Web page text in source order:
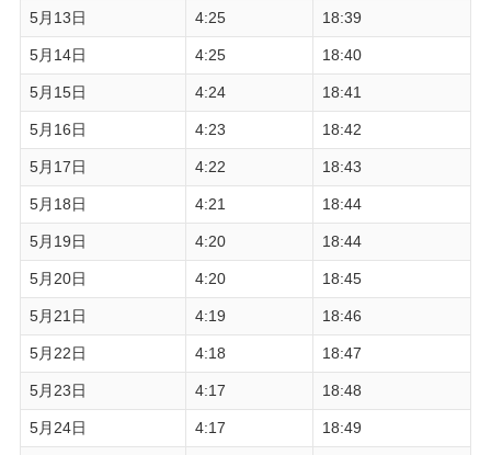
5月13日 4:25 18:39
5月14日 4:25 18:40
5月15日 4:24 18:41
5月16日 4:23 18:42
5月17日 4:22 18:43
5月18日 4:21 18:44
5月19日 4:20 18:44
5月20日 4:20 18:45
5月21日 4:19 18:46
5月22日 4:18 18:47
5月23日 4:17 18:48
5月24日 4:17 18:49